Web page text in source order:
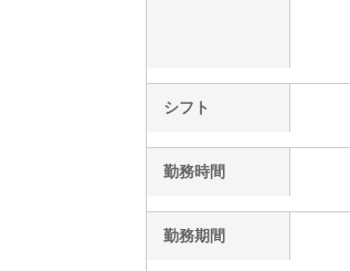
シフト
勤務時間
勤務期間